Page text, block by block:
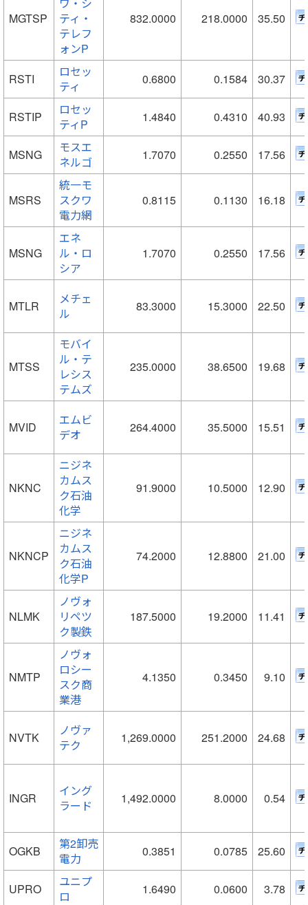
MGTSP
ティ・
テレフ
ォンP
832.0000 218.0000 35.50
RSTI
ロセッ
ティ
0.6800 0.1584 30.37
RSTIP
ロセッ
ティP
1.4840 0.4310 40.93
MSNG
モスエ
ネルゴ
1.7070 0.2550 17.56
MSRS
統一モ
スクワ
電力網
0.8115 0.1130 16.18
MSNG
エネ
ル・ロ
シア
1.7070 0.2550 17.56
MTLR
メチェ
ル
83.3000 15.3000 22.50
MTSS
モバイ
ル・テ
レシス
テムズ
235.0000 38.6500 19.68
MVID
エムビ
デオ
264.4000 35.5000 15.51
NKNC
ニジネ
カムス
ク石油
化学
91.9000 10.5000 12.90
NKNCP
ニジネ
カムス
ク石油
化学P
74.2000 12.8800 21.00
NLMK
ノヴォ
リペツ
ク製鉄
187.5000 19.2000 11.41
NMTP
ノヴォ
ロシー
スク商
業港
4.1350 0.3450 9.10
NVTK
ノヴァ
テク
1,269.0000 251.2000 24.68
INGR
イング
ラード
1,492.0000 8.0000 0.54
OGKB
第2卸売
電力
0.3851 0.0785 25.60
UPRO
ユニプ
ロ
1.6490 0.0600 3.78